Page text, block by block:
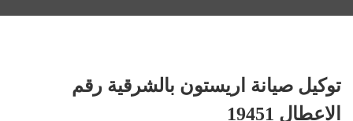
توكيل صيانة اريستون بالشرقية رقم
الاعطال 19451